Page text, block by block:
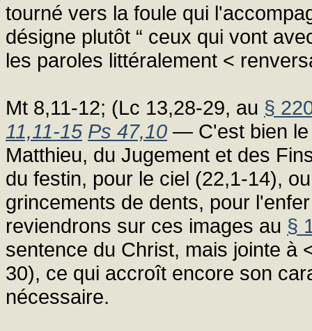
tourné vers la foule qui
désigne plutôt “ ceux qui vont
les paroles littéralement <
Mt 8,11-12; (Lc 13,28-29, au §
11,11-15 Ps 47,10 — C'est bien le
Matthieu, du Jugement et des
du festin, pour le ciel (22,1-14),
grincements de dents, pour
reviendrons sur ces images au §
sentence du Christ, mais jointe à
30), ce qui accroît encore son
nécessaire.